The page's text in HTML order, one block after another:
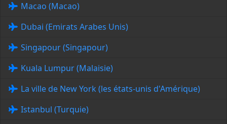
Macao (Macao)
Dubai (Emirats Arabes Unis)
Singapour (Singapour)
Kuala Lumpur (Malaisie)
La ville de New York (les états-unis d'Amérique)
Istanbul (Turquie)